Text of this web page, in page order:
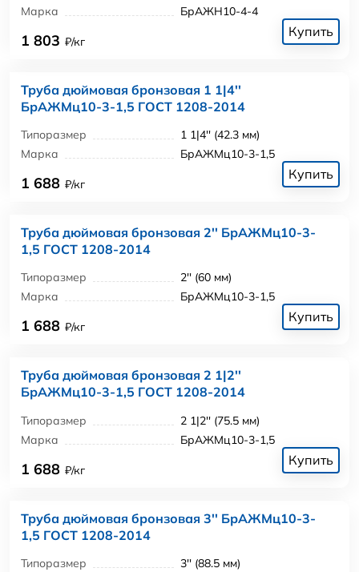
Марка
БрАЖН10-4-4
1 803 ₽/кг
Купить
Труба дюймовая бронзовая 1 1|4''
БрАЖМц10-3-1,5 ГОСТ 1208-2014
Типоразмер
1 1|4'' (42.3 мм)
Марка
БрАЖМц10-3-1,5
1 688 ₽/кг
Купить
Труба дюймовая бронзовая 2'' БрАЖМц10-3-
1,5 ГОСТ 1208-2014
Типоразмер
2'' (60 мм)
Марка
БрАЖМц10-3-1,5
1 688 ₽/кг
Купить
Труба дюймовая бронзовая 2 1|2''
БрАЖМц10-3-1,5 ГОСТ 1208-2014
Типоразмер
2 1|2'' (75.5 мм)
Марка
БрАЖМц10-3-1,5
1 688 ₽/кг
Купить
Труба дюймовая бронзовая 3'' БрАЖМц10-3-
1,5 ГОСТ 1208-2014
Типоразмер
3'' (88.5 мм)